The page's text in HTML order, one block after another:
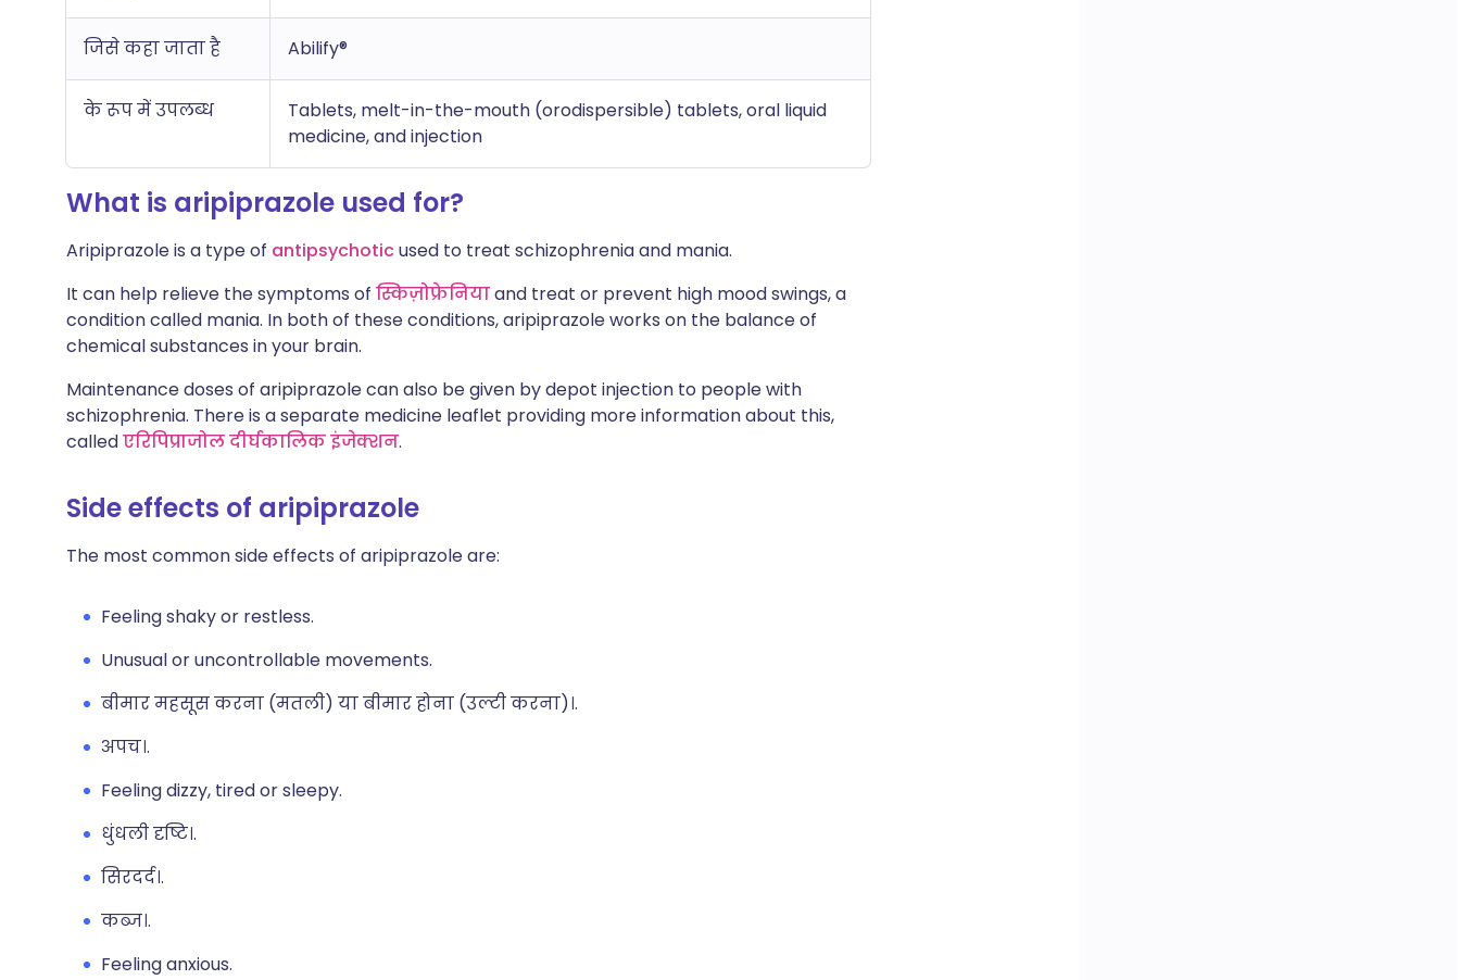
जिसे कहा जाता है Abilify®
के रूप में उपलब्ध
Tablets, melt-in-the-mouth (orodispersible) tablets, oral liquid
medicine, and injection
What is aripiprazole used for?
Aripiprazole is a type of antipsychoticused to treat schizophrenia and mania.
It can help relieve the symptoms of स्किज़ोफ्रेनियाand treat or prevent high mood swings, a
condition called mania. In both of these conditions, aripiprazole works on the balance of
chemical substances in your brain.
Maintenance doses of aripiprazole can also be given by depot injection to people with
schizophrenia. There is a separate medicine leaflet providing more information about this,
calledएरिपिप्राजोल दीर्घकालिक इंजेक्शन.
Side effects of aripiprazole
The most common side effects of aripiprazole are:
Feeling shaky or restless.
Unusual or uncontrollable movements.
बीमार महसूस करना (मतली) या बीमार होना (उल्टी करना)।.
अपच।.
Feeling dizzy, tired or sleepy.
धुंधली दृष्टि।.
सिरदर्द।.
कब्ज।.
Feeling anxious.